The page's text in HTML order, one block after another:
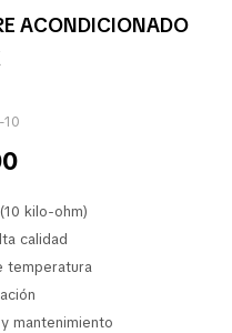
ACONDICIONADO
kilo-ohm)
calidad
temperatura
mantenimiento